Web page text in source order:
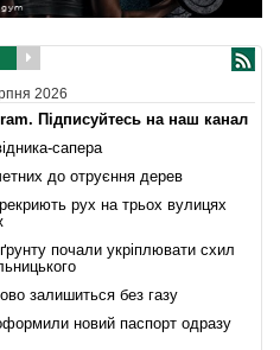
2026
Підписуйтесь на наш канал
сапера
до отруєння дерев
рух на трьох вулицях
почали укріплювати схил
залишиться без газу
новий паспорт одразу